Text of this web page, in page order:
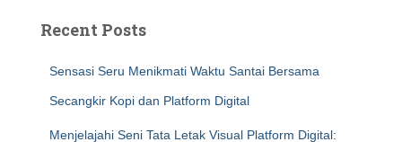
Recent Posts
Sensasi Seru Menikmati Waktu Santai Bersama
Secangkir Kopi dan Platform Digital
Menjelajahi Seni Tata Letak Visual Platform Digital: